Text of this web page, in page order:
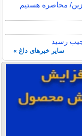
محاصره هستیم
رسید
سایر خبرهای داغ »